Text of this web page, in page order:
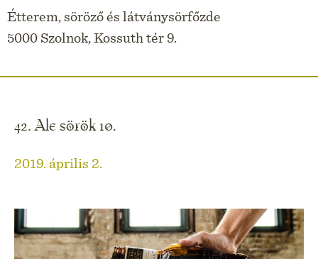
Étterem, söröző és látványsörfőzde
5000 Szolnok, Kossuth tér 9.
42. Ale sörök 10.
2019. április 2.